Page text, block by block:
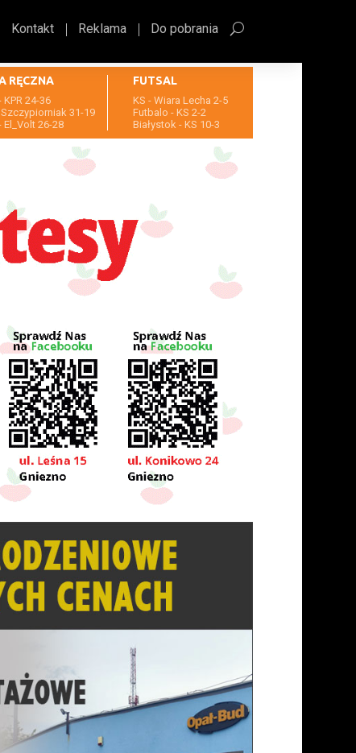
Kontakt Reklama Do pobrania
RĘCZNA
KPR 24-36
Szczypiorniak 31-19
El_Volt 26-28
FUTSAL
KS - Wiara Lecha 2-5
Futbalo - KS 2-2
Białystok - KS 10-3